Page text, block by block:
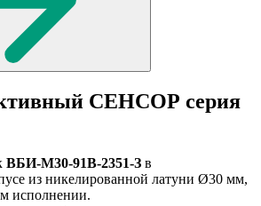
СЕНСОР серия
ВБИ-М30-91В-2351-З в
из никелированной латуни Ø30 мм,
исполнении.